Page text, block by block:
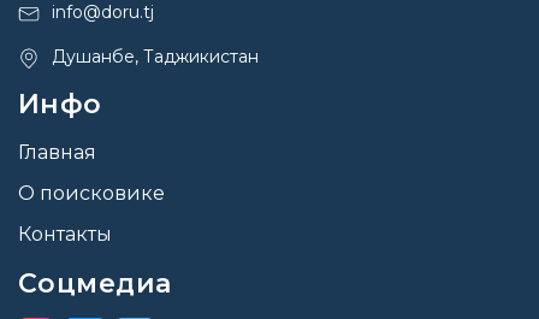
info@doru.tj
Душанбе, Таджикистан
Инфо
Главная
О поисковике
Контакты
Соцмедиа